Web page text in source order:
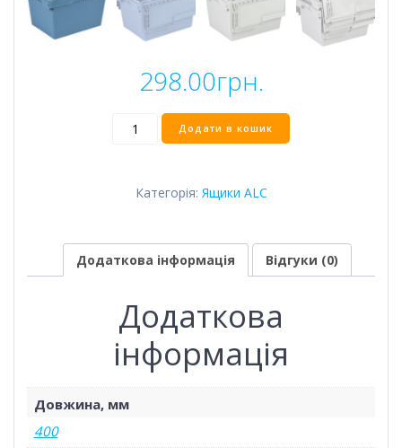
298.00грн.
Ящик
Додати в кошик
Категорія: Ящики ALC
Додаткова інформація Відгуки (0)
Додаткова
інформація
Довжина, мм
400